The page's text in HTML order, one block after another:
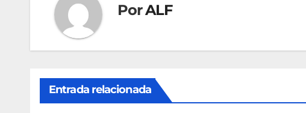
PorALF
Entrada relacionada